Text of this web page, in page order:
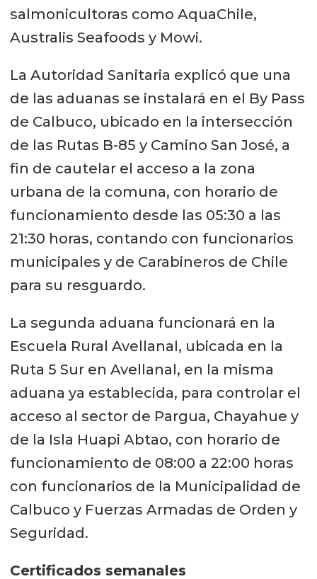
salmonicultoras como AquaChile,
Australis Seafoods y Mowi.
La Autoridad Sanitaria explicó que una
de las aduanas se instalará en el By Pass
de Calbuco, ubicado en la intersección
de las Rutas B-85 y Camino San José, a
fin de cautelar el acceso a la zona
urbana de la comuna, con horario de
funcionamiento desde las 05:30 a las
21:30 horas, contando con funcionarios
municipales y de Carabineros de Chile
para su resguardo.
La segunda aduana funcionará en la
Escuela Rural Avellanal, ubicada en la
Ruta 5 Sur en Avellanal, en la misma
aduana ya establecida, para controlar el
acceso al sector de Pargua, Chayahue y
de la Isla Huapi Abtao, con horario de
funcionamiento de 08:00 a 22:00 horas
con funcionarios de la Municipalidad de
Calbuco y Fuerzas Armadas de Orden y
Seguridad.
Certificados semanales